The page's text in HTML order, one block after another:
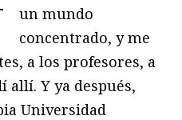
un mundo
concentrado, y me
a los profesores, a
allí. Y ya después,
Universidad